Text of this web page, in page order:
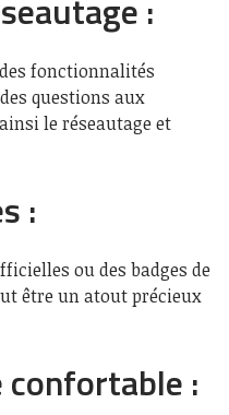
:
fonctionnalités
questions aux
le réseautage et
:
ou des badges de
être un atout précieux
confortable :